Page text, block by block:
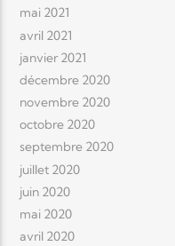
mai 2021
avril 2021
janvier 2021
décembre 2020
novembre 2020
octobre 2020
septembre 2020
juillet 2020
juin 2020
mai 2020
avril 2020